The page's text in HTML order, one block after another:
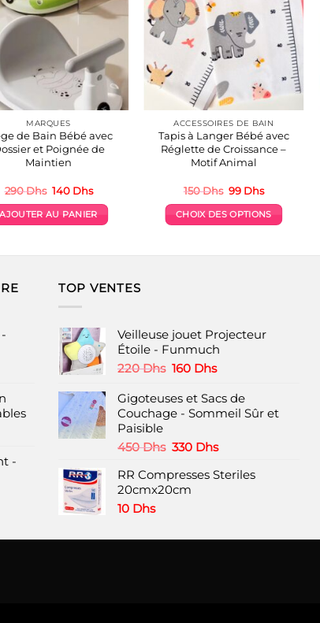
MARQUES
de Bain Bébé avec
et Poignée de
Maintien
290Dhs Le
initial
était :
140 DhsLe
actuel
est :
AJOUTER AU PANIER
ACCESSOIRES DE BAIN
Tapis à Langer Bébé avec
Réglette de Croissance –
Motif Animal
150Dhs Le
initial
était :
99 DhsLe
actuel
est :
CHOIX DES OPTIONS
options
sur
la
-
TOP VENTES
Veilleuse jouet Projecteur
Étoile - Funmuch
220Dhs Le
initial
était :
160 DhsLe
actuel
est :
Gigoteuses et Sacs de
Couchage - Sommeil Sûr et
Paisible
450Dhs Le
initial
était :
330 DhsLe
actuel
RR Compresses Steriles
20cmx20cm
10 Dhs